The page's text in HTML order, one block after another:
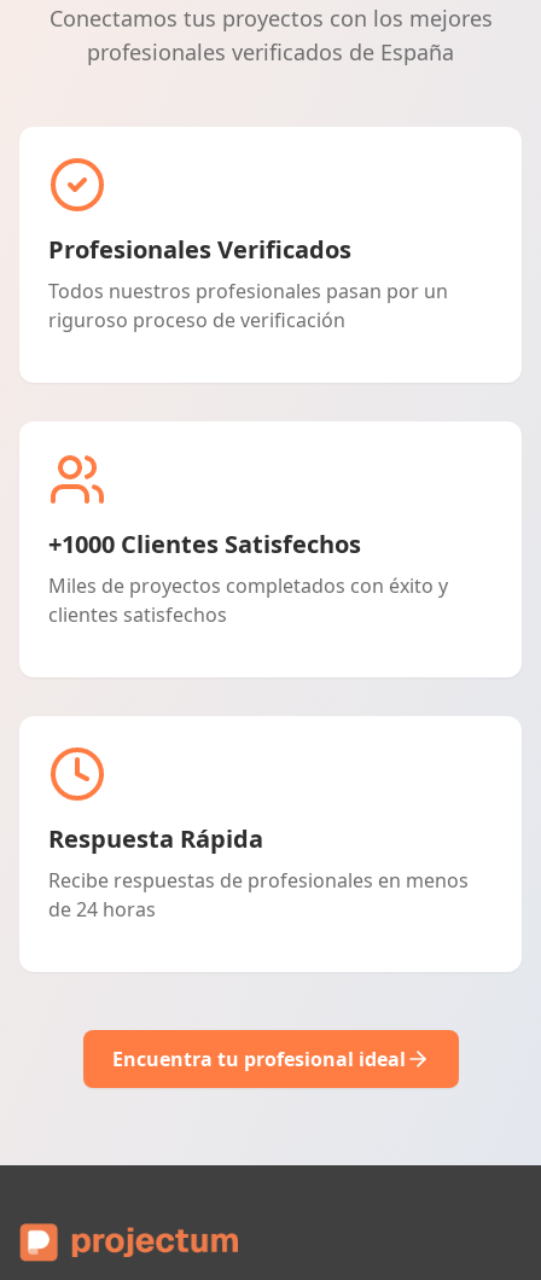
Conectamos tus proyectos con los mejores
profesionales verificados de España
Profesionales Verificados
Todos nuestros profesionales pasan por un
riguroso proceso de verificación
+1000 Clientes Satisfechos
Miles de proyectos completados con éxito y
clientes satisfechos
Respuesta Rápida
Recibe respuestas de profesionales en menos
de 24 horas
Encuentra tu profesional ideal